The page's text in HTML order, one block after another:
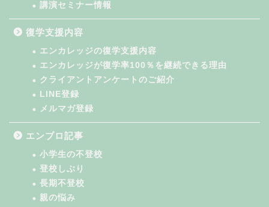
講演セミナー情報
復学支援内容
エンカレッジの復学支援内容
エンカレッジが復学率100％を継続できる理由
クライアントアンケートのご紹介
LINE登録
メルマガ登録
エンブロ記事
小学生の不登校
登校しぶり
長期不登校
親の悩み